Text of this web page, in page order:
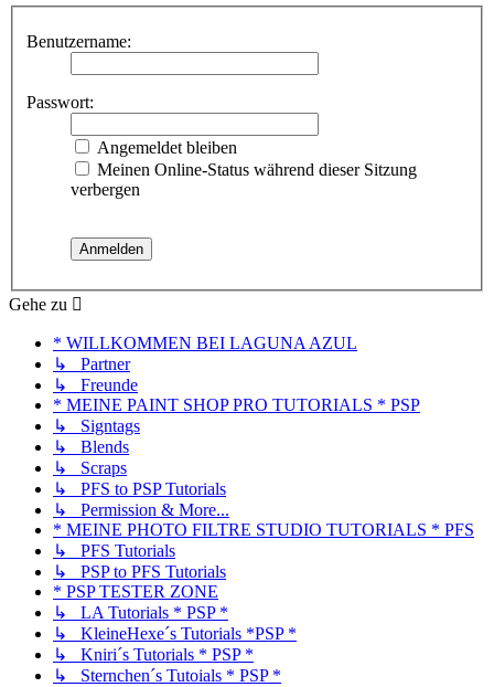
Benutzername:
Passwort:
Angemeldet bleiben
Meinen Online-Status während dieser Sitzung
verbergen
Gehe zu
* WILLKOMMEN BEI LAGUNA AZUL
↳ Partner
↳ Freunde
* MEINE PAINT SHOP PRO TUTORIALS * PSP
↳ Signtags
↳ Blends
↳ Scraps
↳ PFS to PSP Tutorials
↳ Permission & More...
* MEINE PHOTO FILTRE STUDIO TUTORIALS * PFS
↳ PFS Tutorials
↳ PSP to PFS Tutorials
* PSP TESTER ZONE
↳ LA Tutorials * PSP *
↳ KleineHexe´s Tutorials *PSP *
↳ Kniri´s Tutorials * PSP *
↳ Sternchen´s Tutoials * PSP *